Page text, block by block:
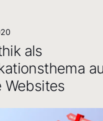
als
Websites